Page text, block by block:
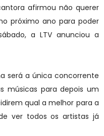
afirmou não querer
próximo ano para poder
a LTV anunciou a
será a única concorrente
músicas para depois um
qual a melhor para a
ver todos os artistas já